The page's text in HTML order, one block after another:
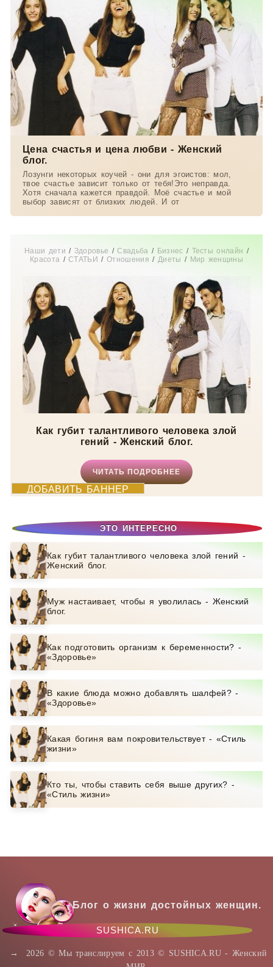
Цена счастья и цена любви - Женский
блог.
Лозунги некоторых коучей - они для эгоистов: мол,
твое счастье зависит только от тебя!Это неправда.
Хотя сначала кажется правдой. Моё счастье и мой
выбор зависят от близких людей. И от
Наши дети / Здоровье /Свадьба / Бизнес / Тесты онлайн /
Красота /СТАТЬИ /Отношения / Диеты / Мир женщины
Как губит талантливого человека злой
гений - Женский блог.
ЧИТАТЬ ПОДРОБНЕЕ
ДОБАВИТЬ БАННЕР
ЭТО ИНТЕРЕСНО
Как губит талантливого человека злой гений -
Женский блог.
Муж настаивает, чтобы я уволилась - Женский
блог.
Как подготовить организм к беременности? -
«Здоровье»
В какие блюда можно добавлять шалфей? -
«Здоровье»
Какая богиня вам покровительствует - «Стиль
жизни»
Кто ты, чтобы ставить себя выше других? -
«Стиль жизни»
Блог о жизни достойных женщин.
SUSHICA.RU
→ 2026 © Мы транслируем с 2013 © SUSHICA.RU - Женский